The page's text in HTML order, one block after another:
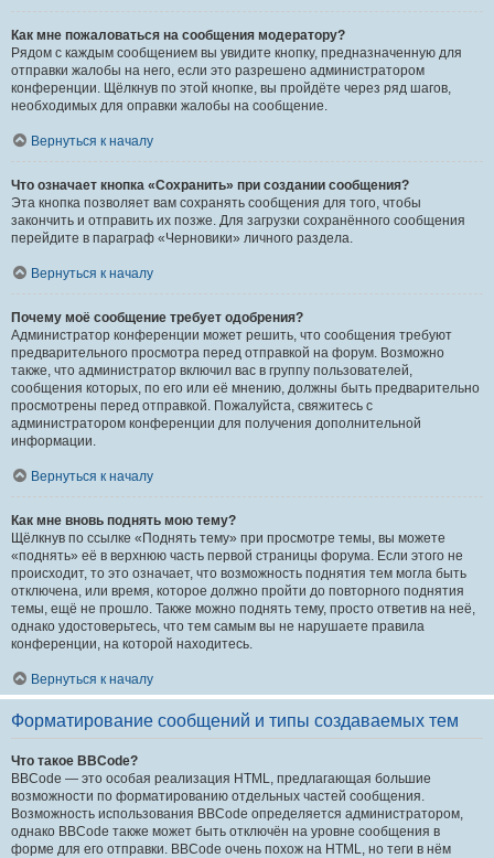
Как мне пожаловаться на сообщения модератору?
Рядом с каждым сообщением вы увидите кнопку, предназначенную для
отправки жалобы на него, если это разрешено администратором
конференции. Щёлкнув по этой кнопке, вы пройдёте через ряд шагов,
необходимых для оправки жалобы на сообщение.
Вернуться к началу
Что означает кнопка «Сохранить» при создании сообщения?
Эта кнопка позволяет вам сохранять сообщения для того, чтобы
закончить и отправить их позже. Для загрузки сохранённого сообщения
перейдите в параграф «Черновики» личного раздела.
Вернуться к началу
Почему моё сообщение требует одобрения?
Администратор конференции может решить, что сообщения требуют
предварительного просмотра перед отправкой на форум. Возможно
также, что администратор включил вас в группу пользователей,
сообщения которых, по его или её мнению, должны быть предварительно
просмотрены перед отправкой. Пожалуйста, свяжитесь с
администратором конференции для получения дополнительной
информации.
Вернуться к началу
Как мне вновь поднять мою тему?
Щёлкнув по ссылке «Поднять тему» при просмотре темы, вы можете
«поднять» её в верхнюю часть первой страницы форума. Если этого не
происходит, то это означает, что возможность поднятия тем могла быть
отключена, или время, которое должно пройти до повторного поднятия
темы, ещё не прошло. Также можно поднять тему, просто ответив на неё,
однако удостоверьтесь, что тем самым вы не нарушаете правила
конференции, на которой находитесь.
Вернуться к началу
Форматирование сообщений и типы создаваемых тем
Что такое BBCode?
BBCode — это особая реализация HTML, предлагающая большие
возможности по форматированию отдельных частей сообщения.
Возможность использования BBCode определяется администратором,
однако BBCode также может быть отключён на уровне сообщения в
форме для его отправки. BBCode очень похож на HTML, но теги в нём